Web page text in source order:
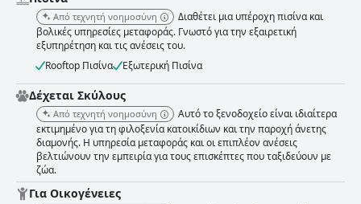
Από τεχνητή νοημοσύνη
Διαθέτει μια υπέροχη πισίνα και
βολικές υπηρεσίες μεταφοράς. Γνωστό για την εξαιρετική
εξυπηρέτηση και τις ανέσεις του.
Rooftop Πισίνα
Εξωτερική Πισίνα
Δέχεται Σκύλους
Από τεχνητή νοημοσύνη
Αυτό το ξενοδοχείο είναι ιδιαίτερα
εκτιμημένο για τη φιλοξενία κατοικίδιων και την παροχή άνετης
διαμονής. Η υπηρεσία μεταφοράς και οι επιπλέον ανέσεις
βελτιώνουν την εμπειρία για τους επισκέπτες που ταξιδεύουν με
ζώα.
Για Οικογένειες